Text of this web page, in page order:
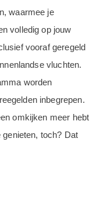
waarmee je
volledig op jouw
vooraf geregeld
vluchten.
worden
inbegrepen.
omkijken meer hebt
toch? Dat